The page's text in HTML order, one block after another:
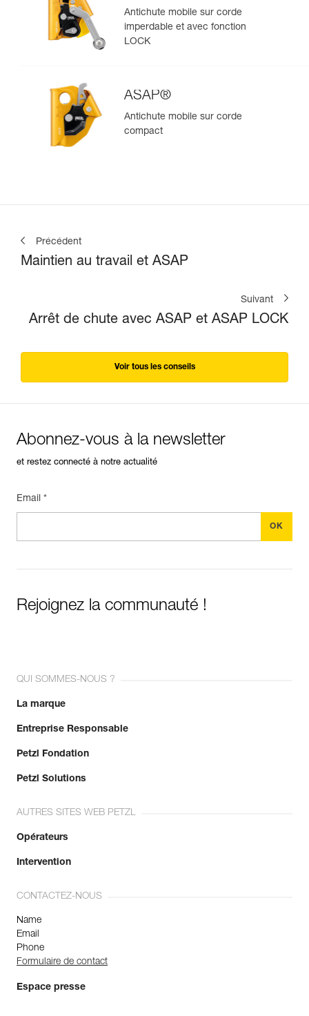
Antichute mobile sur corde
imperdable et avec fonction
LOCK
ASAP®
Antichute mobile sur corde
compact
Précédent
Maintien au travail et ASAP
Suivant
Arrêt de chute avec ASAP et ASAP LOCK
Voir tous les conseils
Abonnez-vous à la newsletter
et restez connecté à notre actualité
Email *
Rejoignez la communauté !
QUI SOMMES-NOUS ?
La marque
Entreprise Responsable
Petzl Fondation
Petzl Solutions
AUTRES SITES WEB PETZL
Opérateurs
Intervention
CONTACTEZ-NOUS
Name
Email
Phone
Formulaire de contact
Espace presse